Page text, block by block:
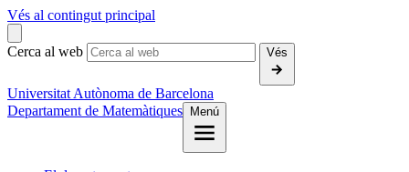
Vés al contingut principal
Cerca al web Vés
Universitat Autònoma de Barcelona
Departament de Matemàtiques
Menú